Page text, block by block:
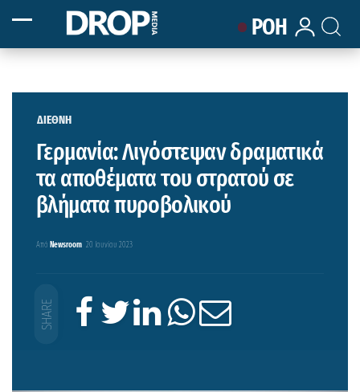
ΡΟΗ
ΔΙΕΘΝΗ
Γερμανία: Λιγόστεψαν δραματικά
τα αποθέματα του στρατού σε
βλήματα πυροβολικού
Από Newsroom 20 Ιουνίου 2023